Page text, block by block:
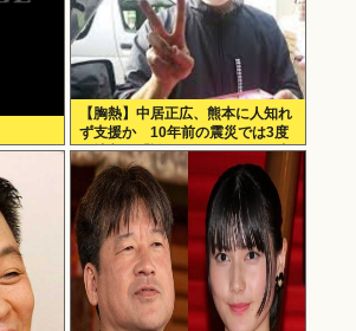
【胸熱】中居正広、熊本に人知れ
ず支援か 10年前の震災では3度
現地入り「誰にも知られなくて良
い」